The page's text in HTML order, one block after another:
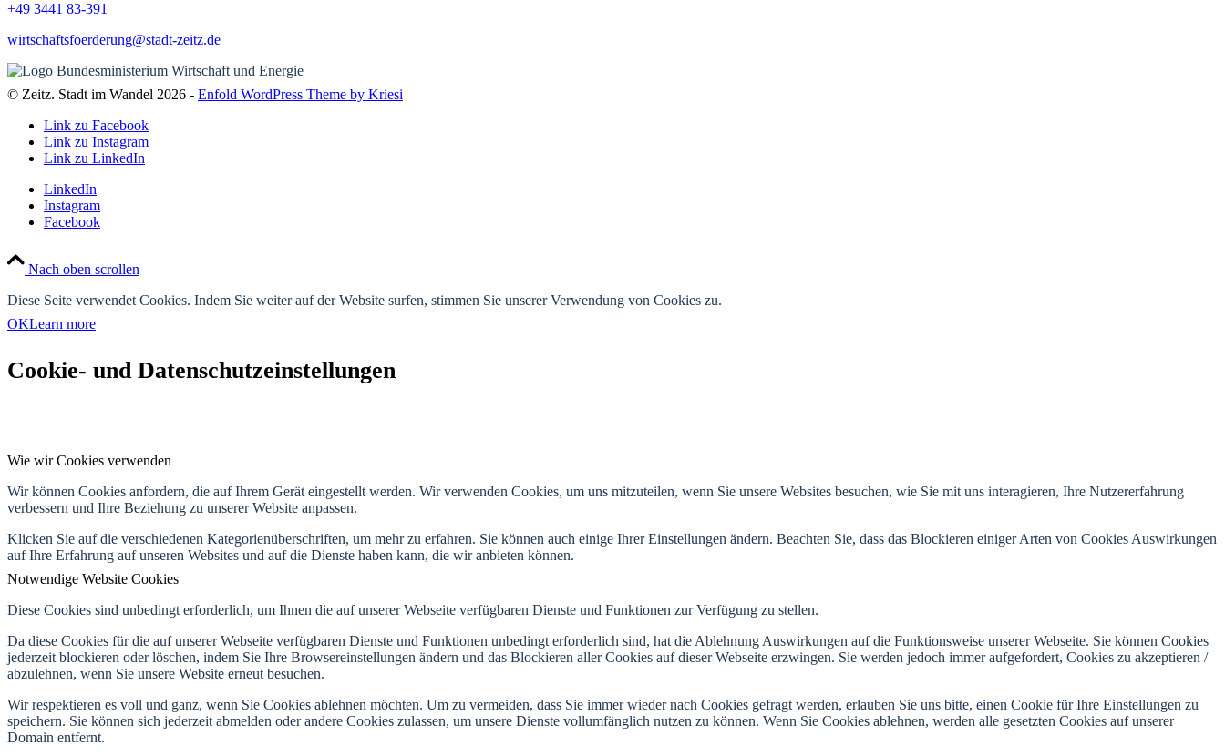
+49 3441 83-391
wirtschaftsfoerderung@stadt-zeitz.de
© Zeitz. Stadt im Wandel 2026 - Enfold WordPress Theme by Kriesi
Link zu Facebook
Link zu Instagram
Link zu LinkedIn
LinkedIn
Instagram
Facebook
Nach oben scrollen
Diese Seite verwendet Cookies. Indem Sie weiter auf der Website surfen, stimmen Sie unserer Verwendung von Cookies zu.
OKLearn more
Cookie- und Datenschutzeinstellungen
Wie wir Cookies verwenden
Wir können Cookies anfordern, die auf Ihrem Gerät eingestellt werden. Wir verwenden Cookies, um uns mitzuteilen, wenn Sie unsere Websites besuchen, wie Sie mit uns interagieren, Ihre Nutzererfahrung
verbessern und Ihre Beziehung zu unserer Website anpassen.
Klicken Sie auf die verschiedenen Kategorienüberschriften, um mehr zu erfahren. Sie können auch einige Ihrer Einstellungen ändern. Beachten Sie, dass das Blockieren einiger Arten von Cookies Auswirkungen
auf Ihre Erfahrung auf unseren Websites und auf die Dienste haben kann, die wir anbieten können.
Notwendige Website Cookies
Diese Cookies sind unbedingt erforderlich, um Ihnen die auf unserer Webseite verfügbaren Dienste und Funktionen zur Verfügung zu stellen.
Da diese Cookies für die auf unserer Webseite verfügbaren Dienste und Funktionen unbedingt erforderlich sind, hat die Ablehnung Auswirkungen auf die Funktionsweise unserer Webseite. Sie können Cookies
jederzeit blockieren oder löschen, indem Sie Ihre Browsereinstellungen ändern und das Blockieren aller Cookies auf dieser Webseite erzwingen. Sie werden jedoch immer aufgefordert, Cookies zu akzeptieren /
abzulehnen, wenn Sie unsere Website erneut besuchen.
Wir respektieren es voll und ganz, wenn Sie Cookies ablehnen möchten. Um zu vermeiden, dass Sie immer wieder nach Cookies gefragt werden, erlauben Sie uns bitte, einen Cookie für Ihre Einstellungen zu
speichern. Sie können sich jederzeit abmelden oder andere Cookies zulassen, um unsere Dienste vollumfänglich nutzen zu können. Wenn Sie Cookies ablehnen, werden alle gesetzten Cookies auf unserer
Domain entfernt.